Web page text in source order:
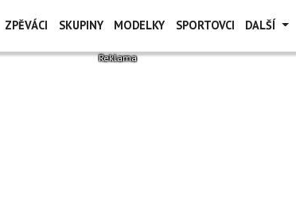
ZPĚVÁCI SKUPINY MODELKY SPORTOVCI DALŠÍ